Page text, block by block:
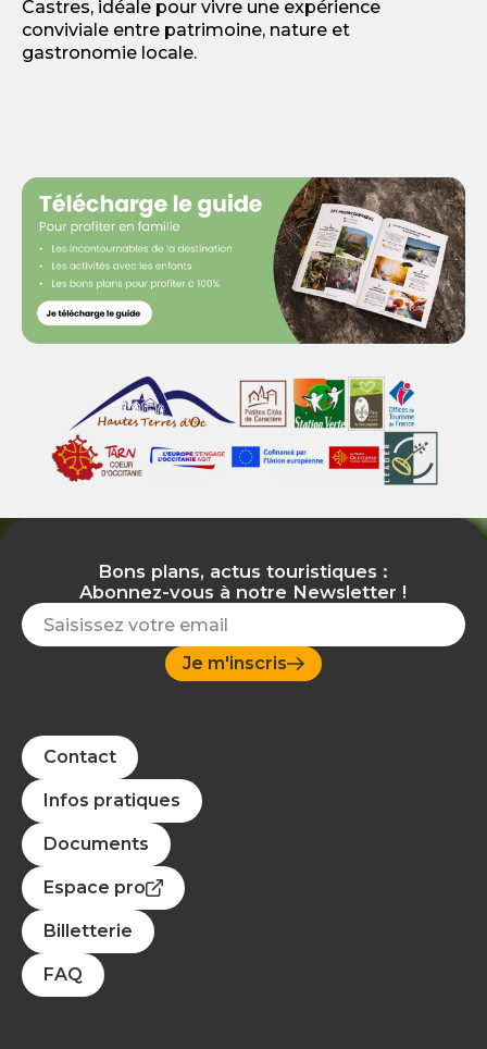
Castres, idéale pour vivre une expérience
conviviale entre patrimoine, nature et
gastronomie locale.
Bons plans, actus touristiques :
Abonnez-vous à notre Newsletter !
Je m'inscris
Contact
Infos pratiques
Documents
Espace pro
Billetterie
FAQ